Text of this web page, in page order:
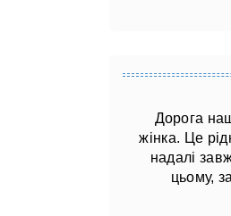
Дорога
жінка. Це
надалі
цьому,